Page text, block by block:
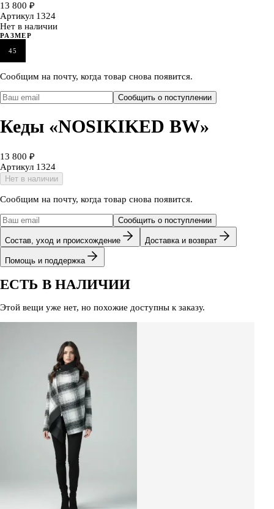
13 800 ₽
Артикул 1324
Нет в наличии
РАЗМЕР
45
Сообщим на почту, когда товар снова появится.
Сообщить о поступлении
Кеды «NOSIKIKED BW»
13 800 ₽
Артикул 1324
Нет в наличии
Сообщим на почту, когда товар снова появится.
Сообщить о поступлении
Состав, уход и происхождение Доставка и возврат
Помощь и поддержка
ЕСТЬ В НАЛИЧИИ
Этой вещи уже нет, но похожие доступны к заказу.